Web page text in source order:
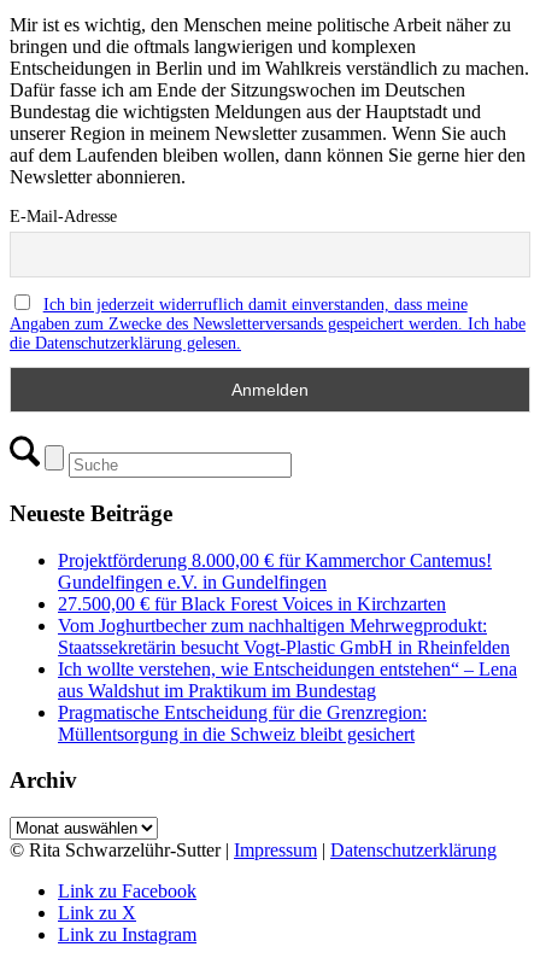
Mir ist es wichtig, den Menschen meine politische Arbeit näher zu
bringen und die oftmals langwierigen und komplexen
Entscheidungen in Berlin und im Wahlkreis verständlich zu machen.
Dafür fasse ich am Ende der Sitzungswochen im Deutschen
Bundestag die wichtigsten Meldungen aus der Hauptstadt und
unserer Region in meinem Newsletter zusammen. Wenn Sie auch
auf dem Laufenden bleiben wollen, dann können Sie gerne hier den
Newsletter abonnieren.
E-Mail-Adresse
Ich bin jederzeit widerruflich damit einverstanden, dass meine
Angaben zum Zwecke des Newsletterversands gespeichert werden. Ich habe
die Datenschutzerklärung gelesen.
Neueste Beiträge
Projektförderung 8.000,00 € für Kammerchor Cantemus!
Gundelfingen e.V. in Gundelfingen
27.500,00 € für Black Forest Voices in Kirchzarten
Vom Joghurtbecher zum nachhaltigen Mehrwegprodukt:
Staatssekretärin besucht Vogt-Plastic GmbH in Rheinfelden
Ich wollte verstehen, wie Entscheidungen entstehen“ – Lena
aus Waldshut im Praktikum im Bundestag
Pragmatische Entscheidung für die Grenzregion:
Müllentsorgung in die Schweiz bleibt gesichert
Archiv
Archiv
© Rita Schwarzelühr-Sutter | Impressum | Datenschutzerklärung
Link zu Facebook
Link zu X
Link zu Instagram